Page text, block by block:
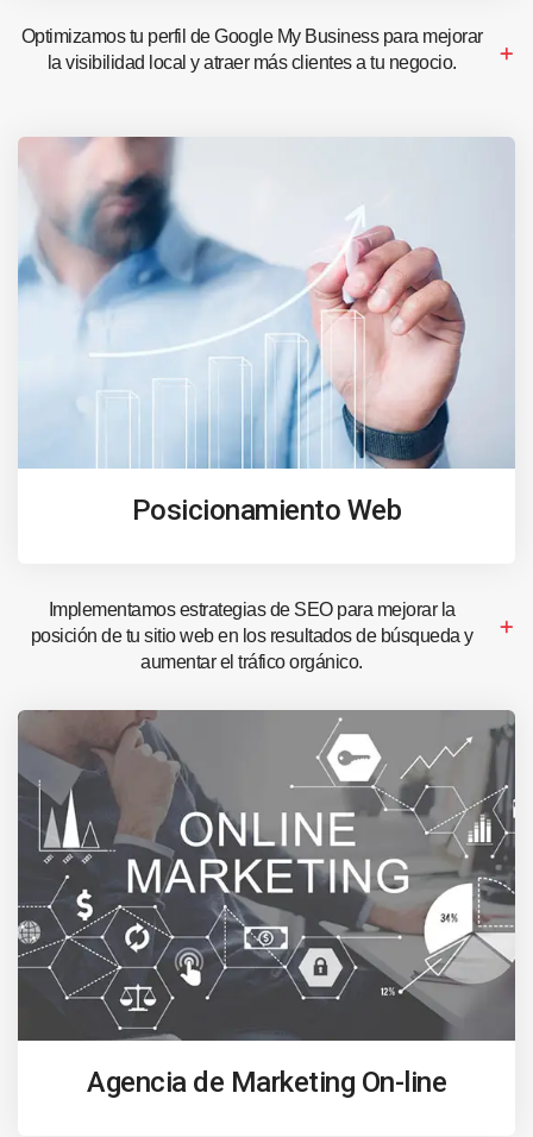
Optimizamos tu perfil de Google My Business para mejorar
la visibilidad local y atraer más clientes a tu negocio.
Posicionamiento Web
Implementamos estrategias de SEO para mejorar la
posición de tu sitio web en los resultados de búsqueda y
aumentar el tráfico orgánico.
Agencia de Marketing On-line